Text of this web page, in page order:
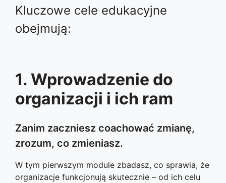
Kluczowe cele edukacyjne
obejmują:
1. Wprowadzenie do
organizacji i ich ram
Zanim zaczniesz coachować zmianę,
zrozum, co zmieniasz.
W tym pierwszym module zbadasz, co sprawia, że
organizacje funkcjonują skutecznie – od ich celu